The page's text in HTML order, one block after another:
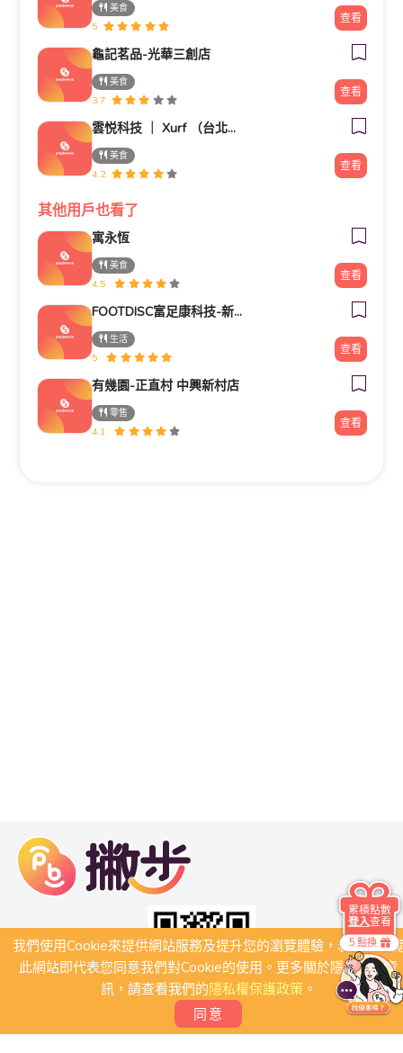
美食
5
查看
龜記茗品-光華三創店
美食
3.7
查看
雲悦科技 ｜ Xurf （台北公司）
美食
4.2
查看
其他用戶也看了
寓永恆
美食
4.5
查看
FOOTDISC富足康科技-新光三越-西門店
生活
5
查看
有幾園-正直村 中興新村店
零售
4.1
查看
我們使用Cookie來提供網站服務及提升您的瀏覽體驗，若繼續瀏
此網站即代表您同意我們對Cookie的使用。更多關於隱私保護資
訊，請查看我們的隱私權保護政策。
同意
5 點換
累積點數
登入查看